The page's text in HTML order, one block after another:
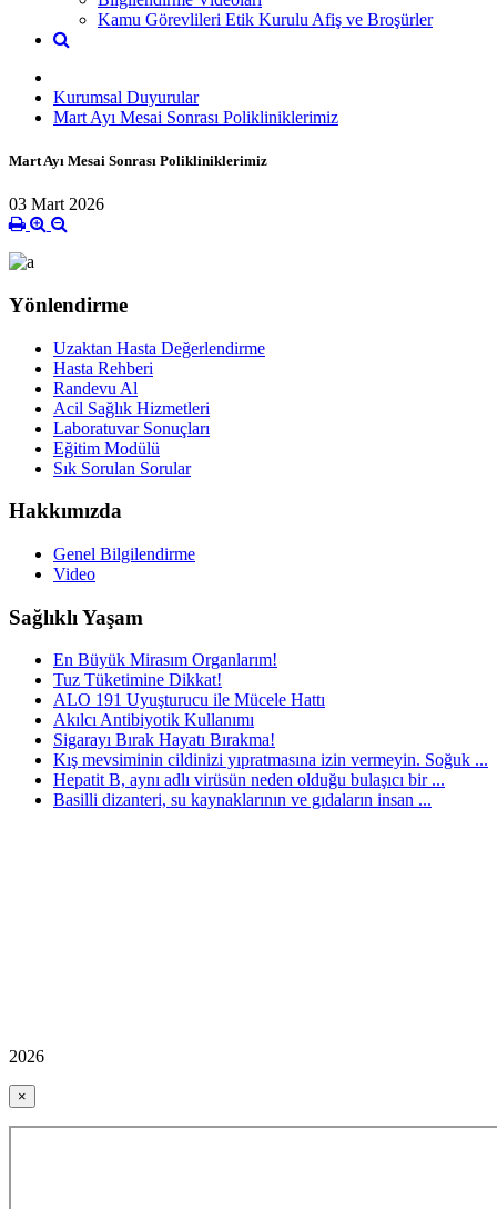
Kamu Görevlileri Etik Kurulu Afiş ve Broşürler
Kurumsal Duyurular
Mart Ayı Mesai Sonrası Polikliniklerimiz
Mart Ayı Mesai Sonrası Polikliniklerimiz
03 Mart 2026
Yönlendirme
Uzaktan Hasta Değerlendirme
Hasta Rehberi
Randevu Al
Acil Sağlık Hizmetleri
Laboratuvar Sonuçları
Eğitim Modülü
Sık Sorulan Sorular
Hakkımızda
Genel Bilgilendirme
Video
Sağlıklı Yaşam
En Büyük Mirasım Organlarım!
Tuz Tüketimine Dikkat!
ALO 191 Uyuşturucu ile Mücele Hattı
Akılcı Antibiyotik Kullanımı
Sigarayı Bırak Hayatı Bırakma!
Kış mevsiminin cildinizi yıpratmasına izin vermeyin. Soğuk ...
Hepatit B, aynı adlı virüsün neden olduğu bulaşıcı bir ...
Basilli dizanteri, su kaynaklarının ve gıdaların insan ...
2026
×